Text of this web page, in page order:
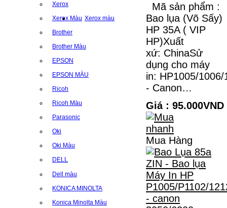
Xerox
Xerox Màu Xerox màu
Brother
Brother Màu
EPSON
EPSON MÀU
Ricoh
Ricoh Màu
Parasonic
Oki
Oki Màu
DELL
Dell màu
KONICA MINOLTA
Konica Minolta Màu
Mã sản phẩm :
Bao lụa (Võ Sấy)
HP 35A ( VIP
HP)Xuất
xứ: ChinaSử
dụng cho máy
in: HP1005/1006/
- Canon…
Giá : 95.000VND
Mua Hàng